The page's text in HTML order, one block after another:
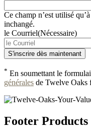
Ce champ n’est utilisé
inchangé.
le Courriel(Nécessaire)
* En soumettant le
générales de Twelve Oaks
Footer Products